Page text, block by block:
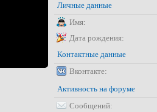
Личные данные
Имя:
Дата рождения:
Контактные данные
Вконтакте:
Активность на форуме
Сообщений: